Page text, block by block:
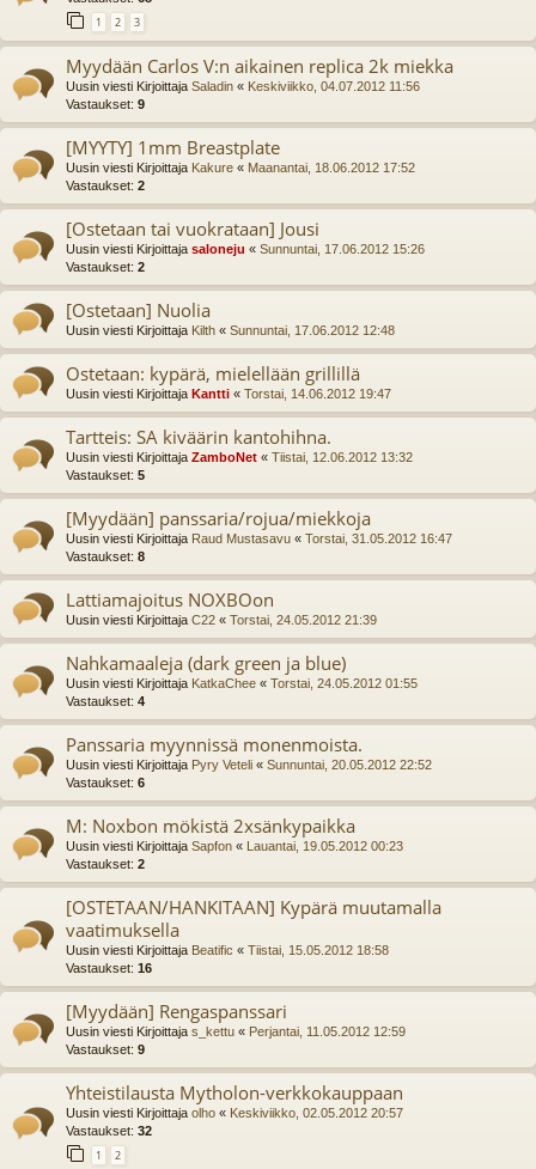
1 2 3
Myydään Carlos V:n aikainen replica 2k miekka
Uusin viesti Kirjoittaja Saladin « Keskiviikko, 04.07.2012 11:56
Vastaukset: 9
[MYYTY] 1mm Breastplate
Uusin viesti Kirjoittaja Kakure « Maanantai, 18.06.2012 17:52
Vastaukset: 2
[Ostetaan tai vuokrataan] Jousi
Uusin viesti Kirjoittaja saloneju « Sunnuntai, 17.06.2012 15:26
Vastaukset: 2
[Ostetaan] Nuolia
Uusin viesti Kirjoittaja Kilth « Sunnuntai, 17.06.2012 12:48
Ostetaan: kypärä, mielellään grillillä
Uusin viesti Kirjoittaja Kantti « Torstai, 14.06.2012 19:47
Tartteis: SA kiväärin kantohihna.
Uusin viesti Kirjoittaja ZamboNet « Tiistai, 12.06.2012 13:32
Vastaukset: 5
[Myydään] panssaria/rojua/miekkoja
Uusin viesti Kirjoittaja Raud Mustasavu « Torstai, 31.05.2012 16:47
Vastaukset: 8
Lattiamajoitus NOXBOon
Uusin viesti Kirjoittaja C22 « Torstai, 24.05.2012 21:39
Nahkamaaleja (dark green ja blue)
Uusin viesti Kirjoittaja KatkaChee « Torstai, 24.05.2012 01:55
Vastaukset: 4
Panssaria myynnissä monenmoista.
Uusin viesti Kirjoittaja Pyry Veteli « Sunnuntai, 20.05.2012 22:52
Vastaukset: 6
M: Noxbon mökistä 2xsänkypaikka
Uusin viesti Kirjoittaja Sapfon « Lauantai, 19.05.2012 00:23
Vastaukset: 2
[OSTETAAN/HANKITAAN] Kypärä muutamalla
vaatimuksella
Uusin viesti Kirjoittaja Beatific « Tiistai, 15.05.2012 18:58
Vastaukset: 16
[Myydään] Rengaspanssari
Uusin viesti Kirjoittaja s_kettu « Perjantai, 11.05.2012 12:59
Vastaukset: 9
Yhteistilausta Mytholon-verkkokauppaan
Uusin viesti Kirjoittaja olho « Keskiviikko, 02.05.2012 20:57
Vastaukset: 32
1 2